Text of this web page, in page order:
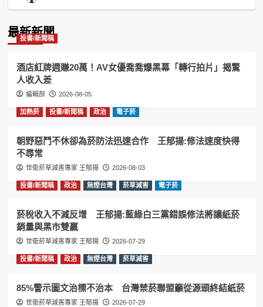
Podcast
最新新聞
投書/新聞稿
酒店紅牌週賺20萬！AV女優喬喬爆黑幕「轉行拍片」揭驚
人收入差
編輯部 2026-08-05
加熱菸 投書/新聞稿 政治 電子菸
朝野惡鬥不休卻為菸防法迅速合作 王郁揚:修法速度快得
不尋常
世衛菸草減害專家 王郁揚 2026-08-03
投書/新聞稿 政治 無煙台灣 菸草減害 電子菸
菸稅收入不減反增 王郁揚:藍綠白三黨錯誤修法將讓紙菸
銷量與黑市雙贏
世衛菸草減害專家 王郁揚 2026-07-29
投書/新聞稿 政治 無煙台灣 菸草減害
85%警示圖文治標不治本 台灣禁菸聯盟籲從源頭終結紙菸
世衛菸草減害專家 王郁揚 2026-07-29